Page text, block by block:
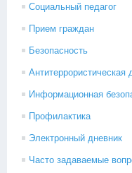
Социальный педагог
Прием граждан
Безопасность
Антитеррористическая
Информационная
Профилактика
Электронный дневник
Часто задаваемые